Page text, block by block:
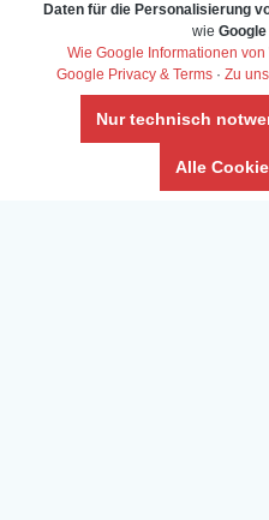
Daten für die Personalisierung
wie Google
Wie Google Informationen
Google Privacy & Terms · Zu
Nur technisch
Alle